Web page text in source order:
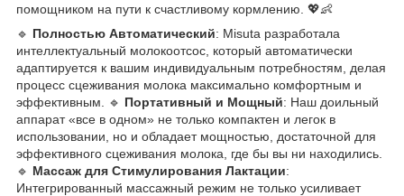
помощником на пути к счастливому кормлению. 💖👶
🔹 Полностью Автоматический: Misuta разработала
интеллектуальный молокоотсос, который автоматически
адаптируется к вашим индивидуальным потребностям, делая
процесс сцеживания молока максимально комфортным и
эффективным. 🔹 Портативный и Мощный: Наш доильный
аппарат «все в одном» не только компактен и легок в
использовании, но и обладает мощностью, достаточной для
эффективного сцеживания молока, где бы вы ни находились.
🔹 Массаж для Стимулирования Лактации:
Интегрированный массажный режим не только усиливает